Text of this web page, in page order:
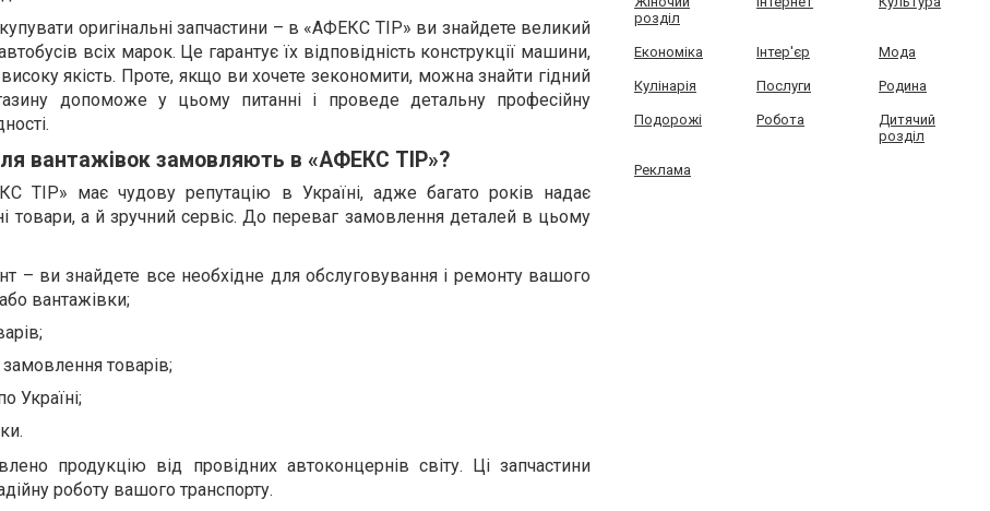
оригінальні запчастини – в «АФЕКС ТІР» ви знайдете великий
всіх марок. Це гарантує їх відповідність конструкції машини,
високу якість. Проте, якщо ви хочете зекономити, можна знайти гідний
допоможе у цьому питанні і проведе детальну професійну
вантажівок замовляють в «АФЕКС ТІР»?
ТІР» має чудову репутацію в Україні, адже багато років надає
товари, а й зручний сервіс. До переваг замовлення деталей в цьому
– ви знайдете все необхідне для обслуговування і ремонту вашого
вантажівки;
замовлення товарів;
Україні;
продукцію від провідних автоконцернів світу. Ці запчастини
роботу вашого транспорту.
розділ
Економіка Інтер'єр Мода
Кулінарія Послуги Родина
Подорожі Робота
Дитячий
розділ
Реклама